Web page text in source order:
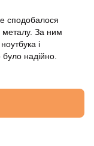
сподобалося
металу. За ним
і
надійно.